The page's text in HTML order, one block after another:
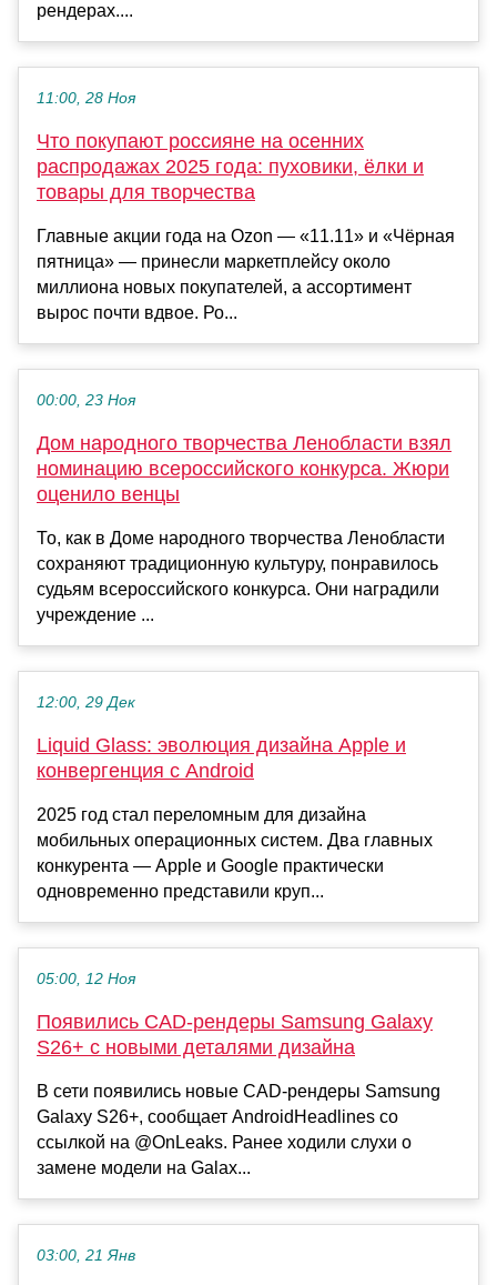
рендерах....
11:00, 28 Ноя
Что покупают россияне на осенних
распродажах 2025 года: пуховики, ёлки и
товары для творчества
Главные акции года на Ozon — «11.11» и «Чёрная
пятница» — принесли маркетплейсу около
миллиона новых покупателей, а ассортимент
вырос почти вдвое. Ро...
00:00, 23 Ноя
Дом народного творчества Ленобласти взял
номинацию всероссийского конкурса. Жюри
оценило венцы
То, как в Доме народного творчества Ленобласти
сохраняют традиционную культуру, понравилось
судьям всероссийского конкурса. Они наградили
учреждение ...
12:00, 29 Дек
Liquid Glass: эволюция дизайна Apple и
конвергенция с Android
2025 год стал переломным для дизайна
мобильных операционных систем. Два главных
конкурента — Apple и Google практически
одновременно представили круп...
05:00, 12 Ноя
Появились CAD-рендеры Samsung Galaxy
S26+ с новыми деталями дизайна
В сети появились новые CAD-рендеры Samsung
Galaxy S26+, сообщает AndroidHeadlines со
ссылкой на @OnLeaks. Ранее ходили слухи о
замене модели на Galax...
03:00, 21 Янв